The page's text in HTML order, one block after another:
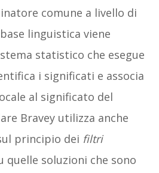
comune a livello di
linguistica viene
statistico che esegue
i significati e associa
al significato del
Bravey utilizza anche
principio dei filtri
quelle soluzioni che sono